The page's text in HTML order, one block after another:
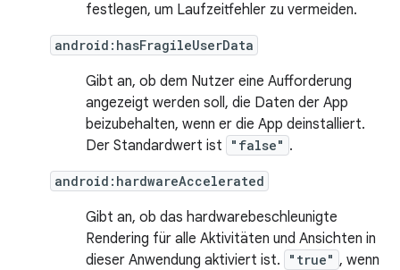
festlegen, um Laufzeitfehler zu vermeiden.
android:hasFragileUserData
Gibt an, ob dem Nutzer eine Aufforderung
angezeigt werden soll, die Daten der App
beizubehalten, wenn er die App deinstalliert.
Der Standardwert ist
"false" .
android:hardwareAccelerated
Gibt an, ob das hardwarebeschleunigte
Rendering für alle Aktivitäten und Ansichten in
dieser Anwendung aktiviert ist.
"true" , wenn